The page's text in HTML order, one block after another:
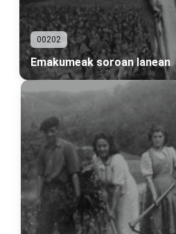
00202
Emakumeak soroan lanean